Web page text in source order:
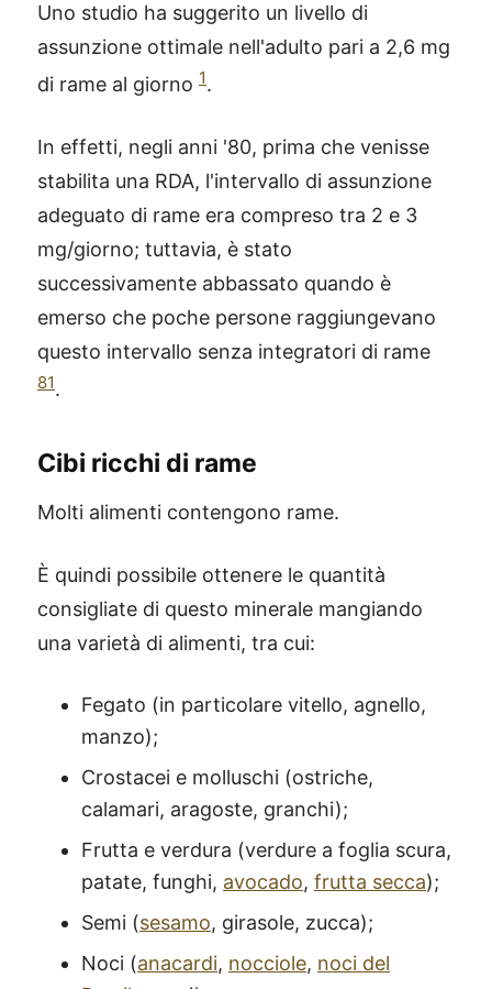
Uno studio ha suggerito un livello di
assunzione ottimale nell'adulto pari a 2,6 mg
di rame al giorno 1.
In effetti, negli anni '80, prima che venisse
stabilita una RDA, l'intervallo di assunzione
adeguato di rame era compreso tra 2 e 3
mg/giorno; tuttavia, è stato
successivamente abbassato quando è
emerso che poche persone raggiungevano
questo intervallo senza integratori di rame
81.
Cibi ricchi di rame
Molti alimenti contengono rame.
È quindi possibile ottenere le quantità
consigliate di questo minerale mangiando
una varietà di alimenti, tra cui:
Fegato (in particolare vitello, agnello,
manzo);
Crostacei e molluschi (ostriche,
calamari, aragoste, granchi);
Frutta e verdura (verdure a foglia scura,
patate, funghi, avocado, frutta secca);
Semi (sesamo, girasole, zucca);
Noci (anacardi, nocciole, noci del